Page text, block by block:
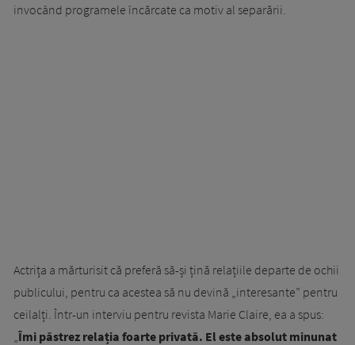
invocând programele încărcate ca motiv al separării.
Actrița a mărturisit că preferă să-și țină relațiile departe de ochii
publicului, pentru ca acestea să nu devină „interesante” pentru
ceilalți. Într-un interviu pentru revista Marie Claire, ea a spus:
Îmi păstrez relația foarte privată. El este absolut minunat